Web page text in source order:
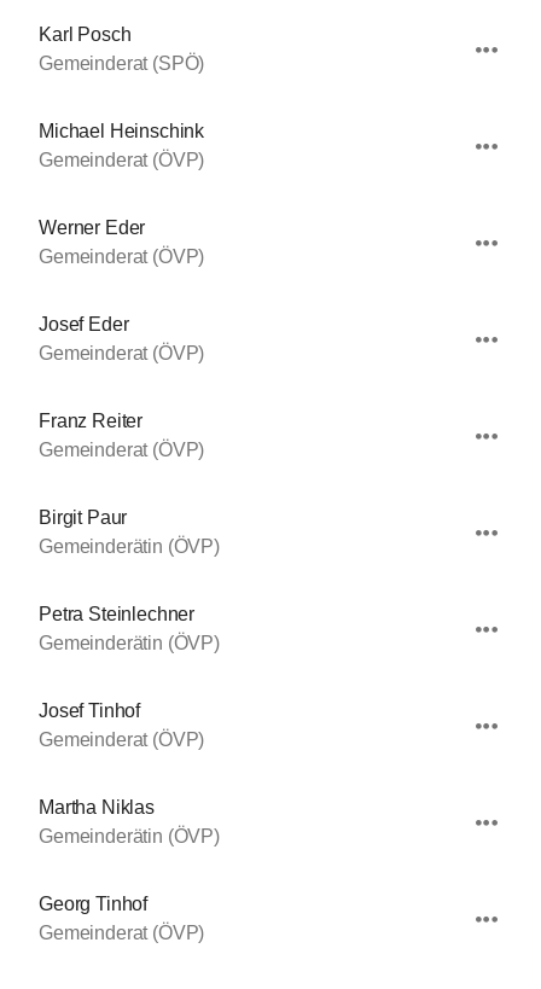
Karl Posch
Gemeinderat (SPÖ)
Michael Heinschink
Gemeinderat (ÖVP)
Werner Eder
Gemeinderat (ÖVP)
Josef Eder
Gemeinderat (ÖVP)
Franz Reiter
Gemeinderat (ÖVP)
Birgit Paur
Gemeinderätin (ÖVP)
Petra Steinlechner
Gemeinderätin (ÖVP)
Josef Tinhof
Gemeinderat (ÖVP)
Martha Niklas
Gemeinderätin (ÖVP)
Georg Tinhof
Gemeinderat (ÖVP)